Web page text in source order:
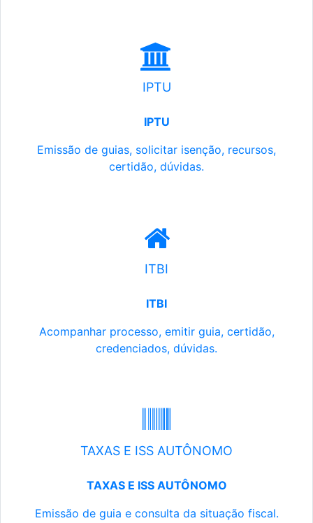
IPTU
IPTU
Emissão de guias, solicitar isenção, recursos,
certidão, dúvidas.
ITBI
ITBI
Acompanhar processo, emitir guia, certidão,
credenciados, dúvidas.
TAXAS E ISS AUTÔNOMO
TAXAS E ISS AUTÔNOMO
Emissão de guia e consulta da situação fiscal.